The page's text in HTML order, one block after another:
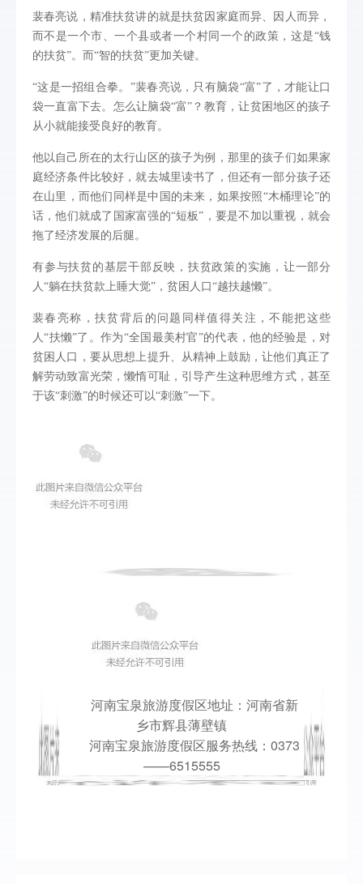
裴春亮说，精准扶贫讲的就是扶贫因家庭而异、因人而异，
而不是一个市、一个县或者一个村同一个的政策，这是“钱
的扶贫”。而“智的扶贫”更加关键。
“这是一招组合拳。”裴春亮说，只有脑袋“富”了，才能让口
袋一直富下去。怎么让脑袋“富”？教育，让贫困地区的孩子
从小就能接受良好的教育。
他以自己所在的太行山区的孩子为例，那里的孩子们如果家
庭经济条件比较好，就去城里读书了，但还有一部分孩子还
在山里，而他们同样是中国的未来，如果按照“木桶理论”的
话，他们就成了国家富强的“短板”，要是不加以重视，就会
拖了经济发展的后腿。
有参与扶贫的基层干部反映，扶贫政策的实施，让一部分
人“躺在扶贫款上睡大觉”，贫困人口“越扶越懒”。
裴春亮称，扶贫背后的问题同样值得关注，不能把这些
人“扶懒”了。作为“全国最美村官”的代表，他的经验是，对
贫困人口，要从思想上提升、从精神上鼓励，让他们真正了
解劳动致富光荣，懒惰可耻，引导产生这种思维方式，甚至
于该“刺激”的时候还可以“刺激”一下。
河南宝泉旅游度假区地址：河南省新
乡市辉县薄壁镇
河南宝泉旅游度假区服务热线：0373
——6515555